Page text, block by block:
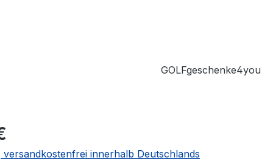
GOLFgeschenke4you
versandkostenfrei innerhalb Deutschlands